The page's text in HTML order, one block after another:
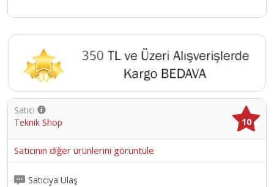
Satıcı
Teknik Shop
10
Satıcının diğer ürünlerini görüntüle
Satıcıya Ulaş